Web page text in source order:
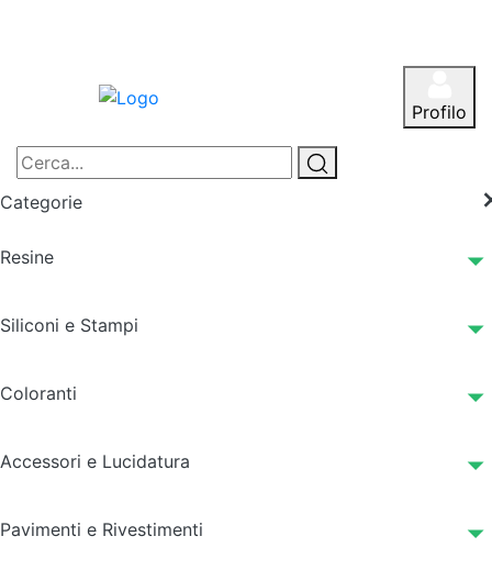
Profilo
Categorie
Resine
Siliconi e Stampi
Coloranti
Accessori e Lucidatura
Pavimenti e Rivestimenti